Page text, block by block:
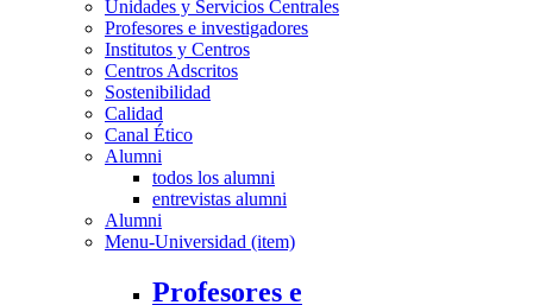
Unidades y Servicios Centrales
Profesores e investigadores
Institutos y Centros
Centros Adscritos
Sostenibilidad
Calidad
Canal Ético
Alumni
todos los alumni
entrevistas alumni
Alumni
Menu-Universidad (item)
Profesores e